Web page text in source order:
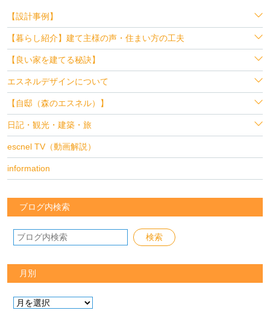
【設計事例】
【暮らし紹介】建て主様の声・住まい方の工夫
【良い家を建てる秘訣】
エスネルデザインについて
【自邸（森のエスネル）】
日記・観光・建築・旅
escnel TV（動画解説）
information
ブログ内検索
月別